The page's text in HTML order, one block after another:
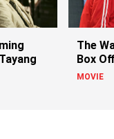
The
Box
MOVIE